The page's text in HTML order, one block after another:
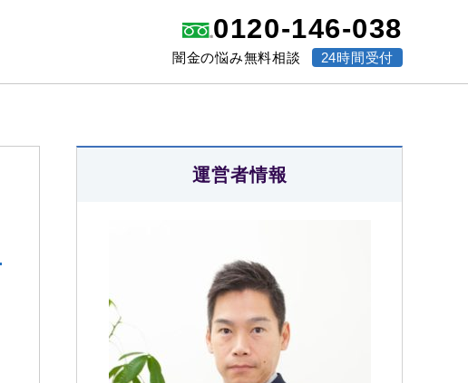
0120-146-038
闇金の悩み無料相談 24時間受付
運営者情報